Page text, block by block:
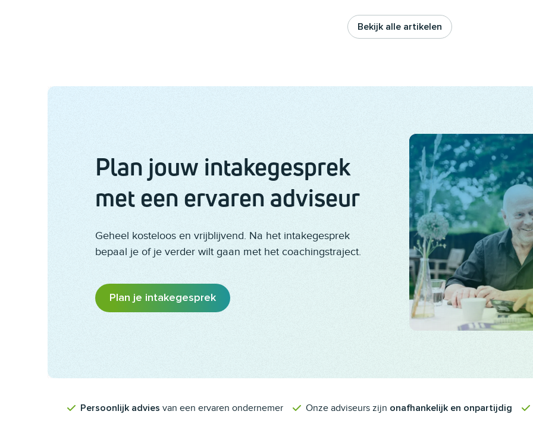
Bekijk alle artikelen
Plan jouw intakegesprek
met een ervaren adviseur
Geheel kosteloos en vrijblijvend. Na het intakegesprek
bepaal je of je verder wilt gaan met het coachingstraject.
Plan je intakegesprek
Persoonlijk advies van een ervaren ondernemer Onze adviseurs zijn onafhankelijk en onpartijdig